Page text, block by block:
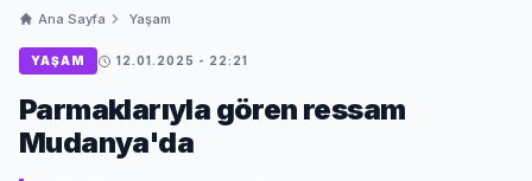
Ana Sayfa Yaşam
YAŞAM 12.01.2025 - 22:21
Parmaklarıyla gören ressam
Mudanya'da